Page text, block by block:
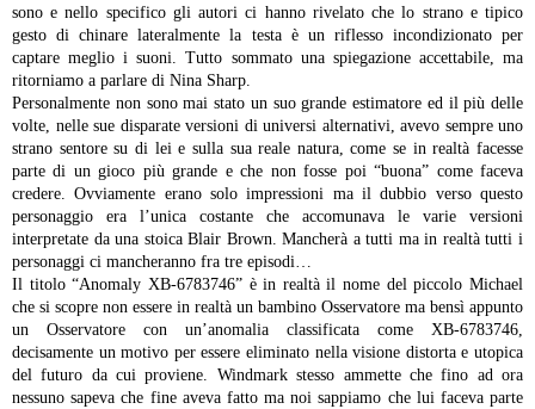
sono e nello specifico gli autori ci hanno rivelato che lo strano e tipico
gesto di chinare lateralmente la testa è un riflesso incondizionato per
captare meglio i suoni. Tutto sommato una spiegazione accettabile, ma
ritorniamo a parlare di Nina Sharp.
Personalmente non sono mai stato un suo grande estimatore ed il più delle
volte, nelle sue disparate versioni di universi alternativi, avevo sempre uno
strano sentore su di lei e sulla sua reale natura, come se in realtà facesse
parte di un gioco più grande e che non fosse poi “buona” come faceva
credere. Ovviamente erano solo impressioni ma il dubbio verso questo
personaggio era l’unica costante che accomunava le varie versioni
interpretate da una stoica Blair Brown. Mancherà a tutti ma in realtà tutti i
personaggi ci mancheranno fra tre episodi…
Il titolo “Anomaly XB-6783746” è in realtà il nome del piccolo Michael
che si scopre non essere in realtà un bambino Osservatore ma bensì appunto
un Osservatore con un’anomalia classificata come XB-6783746,
decisamente un motivo per essere eliminato nella visione distorta e utopica
del futuro da cui proviene. Windmark stesso ammette che fino ad ora
nessuno sapeva che fine aveva fatto ma noi sappiamo che lui faceva parte